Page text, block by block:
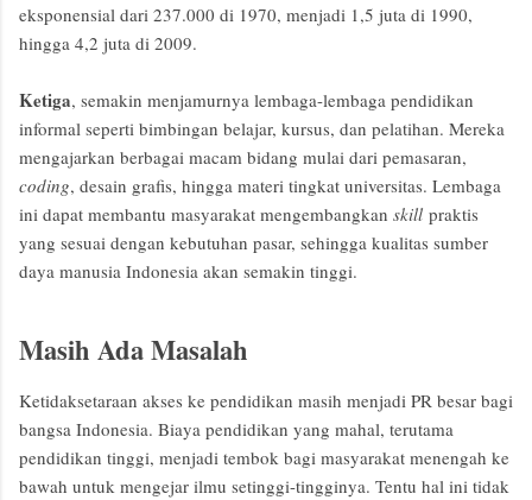
eksponensial dari 237.000 di 1970, menjadi 1,5 juta di 1990,
hingga 4,2 juta di 2009.
Ketiga, semakin menjamurnya lembaga-lembaga pendidikan
informal seperti bimbingan belajar, kursus, dan pelatihan. Mereka
mengajarkan berbagai macam bidang mulai dari pemasaran,
coding, desain grafis, hingga materi tingkat universitas. Lembaga
ini dapat membantu masyarakat mengembangkan skill praktis
yang sesuai dengan kebutuhan pasar, sehingga kualitas sumber
daya manusia Indonesia akan semakin tinggi.
Masih Ada Masalah
Ketidaksetaraan akses ke pendidikan masih menjadi PR besar bagi
bangsa Indonesia. Biaya pendidikan yang mahal, terutama
pendidikan tinggi, menjadi tembok bagi masyarakat menengah ke
bawah untuk mengejar ilmu setinggi-tingginya. Tentu hal ini tidak